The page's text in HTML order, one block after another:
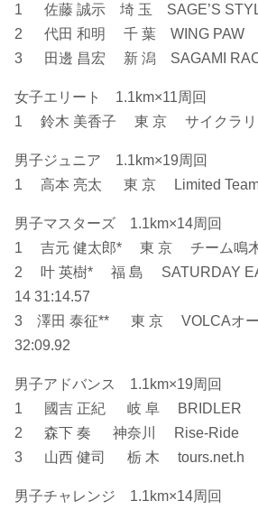
1 佐藤 誠⽰ 埼 ⽟ SAGE’S
2 代⽥ 和明 千 葉 WING PAW
3 ⽥邊 昌宏 新 潟 SAGAMI
女子エリート 1.1km×11周回
1 鈴木 美香子 東 京 サイクラリ
男子ジュニア 1.1km×19周回
1 高本 亮太 東 京 Limited
男子マスターズ 1.1km×14周回
1 吉元 健太郎* 東 京 チーム鳴
2 叶 英樹* 福 島 SATURDAY
14 31:14.57
3 澤田 泰征** 東 京 VOLCAオー
32:09.92
男子アドバンス 1.1km×19周回
1 國吉 正紀 岐 阜 BRIDLER
2 森下 奏 神奈川 Rise-Ride
3 山西 健司 栃 木 tours.net.h
男子チャレンジ 1.1km×14周回